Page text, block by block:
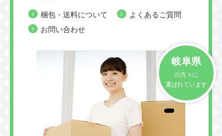
梱包・送料について
よくあるご質問
お問い合わせ
岐阜県
の方々に
選ばれています